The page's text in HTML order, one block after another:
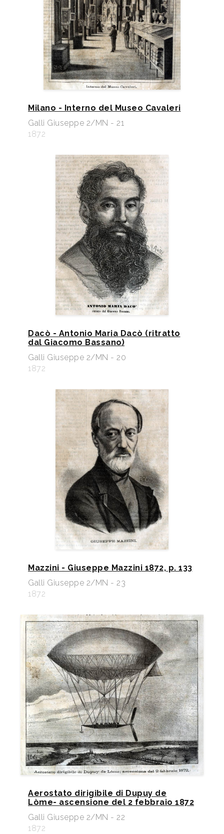
Milano - Interno del Museo Cavaleri
Galli Giuseppe 2/MN - 21
1872
Dacò - Antonio Maria Dacò (ritratto
dal Giacomo Bassano)
Galli Giuseppe 2/MN - 20
1872
Mazzini - Giuseppe Mazzini 1872, p. 133
Galli Giuseppe 2/MN - 23
1872
Aerostato dirigibile di Dupuy de
Lòme- ascensione del 2 febbraio 1872
Galli Giuseppe 2/MN - 22
1872